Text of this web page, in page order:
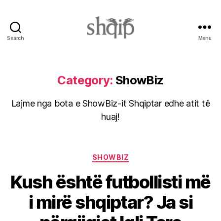
Search Menu
Category: ShowBiz
Lajme nga bota e ShowBiz-it Shqiptar edhe atit të
huaj!
Categories
SHOWBIZ
Kush është futbollisti më
i mirë shqiptar? Ja si